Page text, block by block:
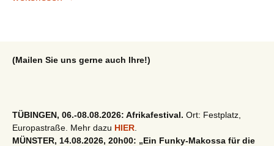
(Mailen Sie uns gerne auch Ihre!)
TÜBINGEN, 06.-08.08.2026: Afrikafestival. Ort: Festplatz,
Europastraße. Mehr dazu HIER
MÜNSTER, 14.08.2026, 20h00: „Ein Funky-Makossa für die